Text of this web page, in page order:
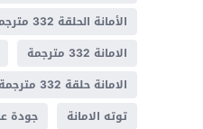
الأمانة الحلقة 332 مترجم
الامانة 332 مترجمة
الامانة حلقة 332 مترجمة
توته الامانة
جودة